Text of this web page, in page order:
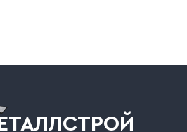
ЕТАЛЛСТРОЙ